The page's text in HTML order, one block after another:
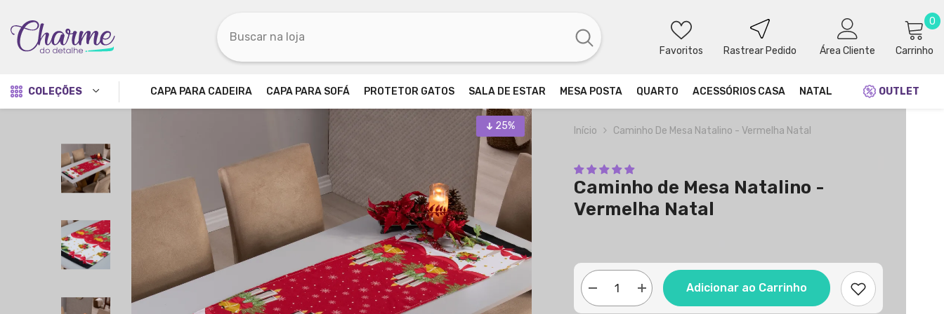
Favoritos Rastrear Pedido Área Cliente Carrinho
00
COLEÇÕES CAPA PARA CADEIRA CAPA PARA SOFÁ PROTETOR GATOS SALA DE ESTAR MESA POSTA QUARTO ACESSÓRIOS CASA NATAL OUTLET
25% Início Caminho De Mesa Natalino - Vermelha Natal
Caminho de Mesa Natalino -
Vermelha Natal
Diminuir
quantidade
Aumentar
quantidade
Adicionar ao Carrinho